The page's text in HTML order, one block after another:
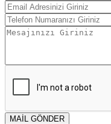
MAİL GÖNDER